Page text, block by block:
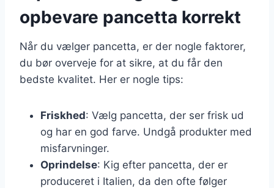
opbevare pancetta korrekt
Når du vælger pancetta, er der nogle faktorer,
du bør overveje for at sikre, at du får den
bedste kvalitet. Her er nogle tips:
Friskhed: Vælg pancetta, der ser frisk ud
og har en god farve. Undgå produkter med
misfarvninger.
Oprindelse: Kig efter pancetta, der er
produceret i Italien, da den ofte følger